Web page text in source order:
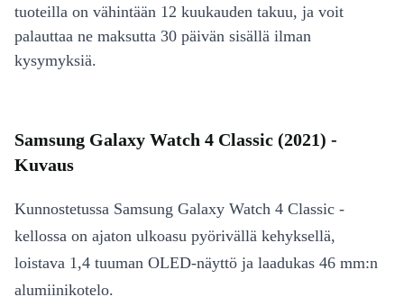
tuoteilla on vähintään 12 kuukauden takuu, ja voit
palauttaa ne maksutta 30 päivän sisällä ilman
kysymyksiä.
Samsung Galaxy Watch 4 Classic (2021) -
Kuvaus
Kunnostetussa Samsung Galaxy Watch 4 Classic -
kellossa on ajaton ulkoasu pyörivällä kehyksellä,
loistava 1,4 tuuman OLED-näyttö ja laadukas 46 mm:n
alumiinikotelo.